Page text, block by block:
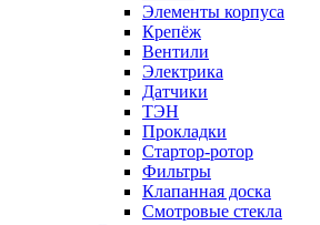
Элементы корпуса
Крепёж
Вентили
Электрика
Датчики
ТЭН
Прокладки
Стартор-ротор
Фильтры
Клапанная доска
Смотровые стекла